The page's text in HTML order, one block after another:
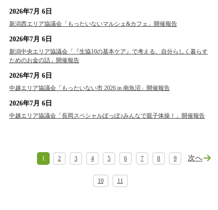
2026年7月 6日
新潟西エリア協議会「もったいないマルシェ&カフェ」開催報告
2026年7月 6日
新潟中央エリア協議会「『生協10の基本ケア』で考える、自分らしく暮らす
ためのお金の話」開催報告
2026年7月 6日
中越エリア協議会「もったいない市 2026 in 南魚沼」開催報告
2026年7月 6日
中越エリア協議会「長岡スペシャルぽっぽ♪みんなで親子体操！」開催報告
1 2 3 4 5 6 7 8 9
10 11
次へ